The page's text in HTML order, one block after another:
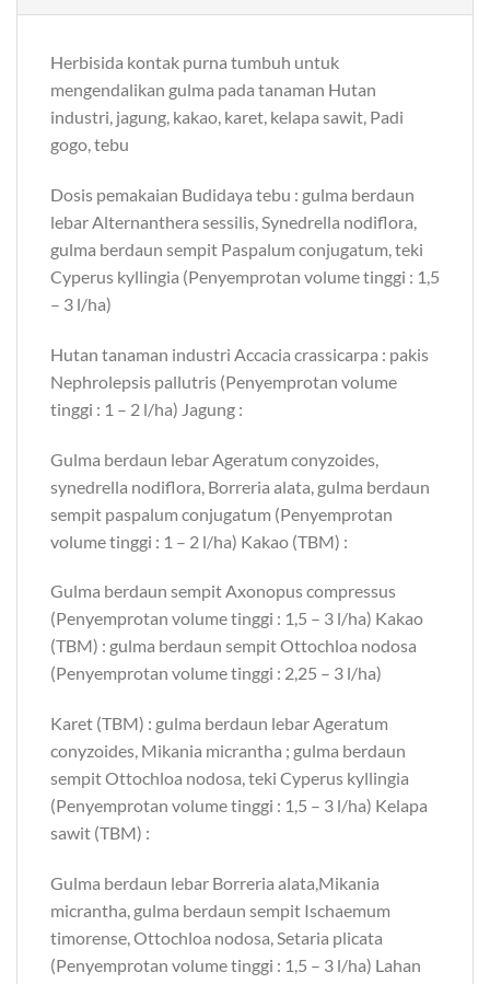
Herbisida kontak purna tumbuh untuk
mengendalikan gulma pada tanaman Hutan
industri, jagung, kakao, karet, kelapa sawit, Padi
gogo, tebu
Dosis pemakaian Budidaya tebu : gulma berdaun
lebar Alternanthera sessilis, Synedrella nodiflora,
gulma berdaun sempit Paspalum conjugatum, teki
Cyperus kyllingia (Penyemprotan volume tinggi : 1,5
– 3 l/ha)
Hutan tanaman industri Accacia crassicarpa : pakis
Nephrolepsis pallutris (Penyemprotan volume
tinggi : 1 – 2 l/ha) Jagung :
Gulma berdaun lebar Ageratum conyzoides,
synedrella nodiflora, Borreria alata, gulma berdaun
sempit paspalum conjugatum (Penyemprotan
volume tinggi : 1 – 2 l/ha) Kakao (TBM) :
Gulma berdaun sempit Axonopus compressus
(Penyemprotan volume tinggi : 1,5 – 3 l/ha) Kakao
(TBM) : gulma berdaun sempit Ottochloa nodosa
(Penyemprotan volume tinggi : 2,25 – 3 l/ha)
Karet (TBM) : gulma berdaun lebar Ageratum
conyzoides, Mikania micrantha ; gulma berdaun
sempit Ottochloa nodosa, teki Cyperus kyllingia
(Penyemprotan volume tinggi : 1,5 – 3 l/ha) Kelapa
sawit (TBM) :
Gulma berdaun lebar Borreria alata,Mikania
micrantha, gulma berdaun sempit Ischaemum
timorense, Ottochloa nodosa, Setaria plicata
(Penyemprotan volume tinggi : 1,5 – 3 l/ha) Lahan